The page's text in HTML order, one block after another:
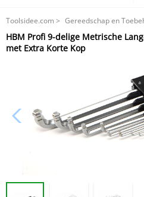
Toolsidee.com > Gereedschap en
Inbussleutels en T-Grepen
HBM Profi 9-delige Metrische Lange
Korte Kop
HBM Profi 9-delige Metrische
met Extra Korte Kop